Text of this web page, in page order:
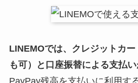
LINEMOでは、クレジットカ
も可）と口座振替による支払い
PayPay残高を支払いに利用す